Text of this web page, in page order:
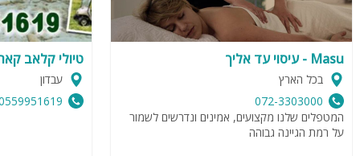
Masu - עיסוי עד אליך
בכל הארץ
072-3303000
המטפלים שלנו מקצועים, אמינים ונדרשים לשמור
על רמת הגיינה גבוהה
טיולי קלאב
עבדון